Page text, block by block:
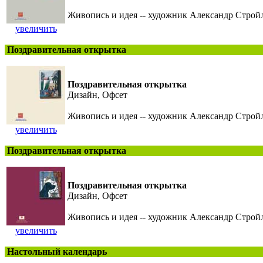
увеличить
Живопись и идея -- художник Александр
Поздравительная открытка
увеличить
Поздравительная открытка
Дизайн, Офсет
Живопись и идея -- художник Александр
Поздравительная открытка
увеличить
Поздравительная открытка
Дизайн, Офсет
Живопись и идея -- художник Александр
Настольный календарь